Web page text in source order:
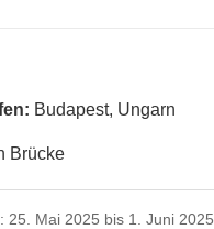
Budapest, Ungarn
Brücke
25. Mai 2025 bis 1. Juni 2025